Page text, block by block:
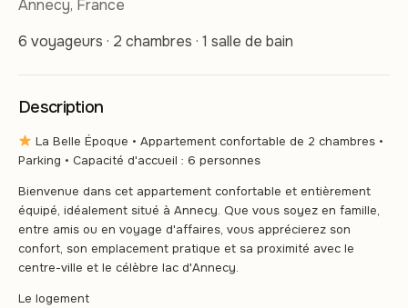
Annecy, France
6 voyageurs · 2 chambres · 1 salle de bain
Description
La Belle Époque • Appartement confortable de 2 chambres •
Parking • Capacité d'accueil : 6 personnes
Bienvenue dans cet appartement confortable et entièrement
équipé, idéalement situé à Annecy. Que vous soyez en famille,
entre amis ou en voyage d'affaires, vous apprécierez son
confort, son emplacement pratique et sa proximité avec le
centre-ville et le célèbre lac d'Annecy.
Le logement